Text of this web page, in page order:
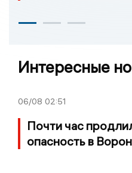
Интересные
06/08 02:51
Почти час
опасность в